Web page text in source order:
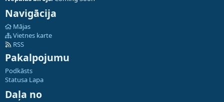
Navigācija
Mājas
Vietnes karte
RSS
Pakalpojumu
Podkāsts
Statusa Lapa
Daļa no